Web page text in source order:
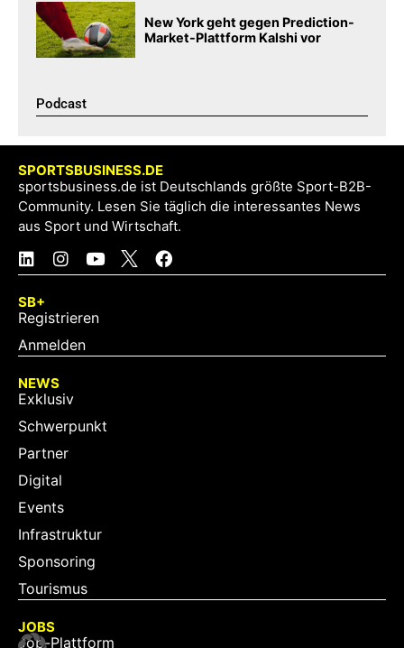
New York geht gegen Prediction-
Market-Plattform Kalshi vor
Podcast​
SPORTSBUSINESS.DE
sportsbusiness.de ist Deutschlands größte Sport-B2B-
Community. Lesen Sie täglich die interessantes News
aus Sport und Wirtschaft.
SB+
Registrieren
Anmelden
NEWS
Exklusiv
Schwerpunkt
Partner
Digital
Events
Infrastruktur
Sponsoring
Tourismus
JOBS
Job-Plattform